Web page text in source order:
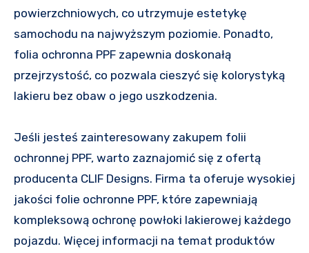
powierzchniowych, co utrzymuje estetykę
samochodu na najwyższym poziomie. Ponadto,
folia ochronna PPF zapewnia doskonałą
przejrzystość, co pozwala cieszyć się kolorystyką
lakieru bez obaw o jego uszkodzenia.
Jeśli jesteś zainteresowany zakupem folii
ochronnej PPF, warto zaznajomić się z ofertą
producenta CLIF Designs. Firma ta oferuje wysokiej
jakości folie ochronne PPF, które zapewniają
kompleksową ochronę powłoki lakierowej każdego
pojazdu. Więcej informacji na temat produktów